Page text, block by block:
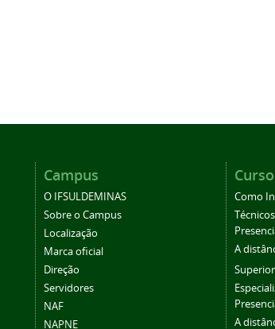
Campus
O IFSULDEMINAS
Sobre o Campus
Localização
Marca oficial
Direção
Servidores
NAF
NAPNE
Como
Técnicos
A
A